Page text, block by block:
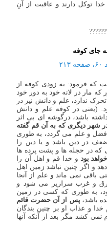
توکل دارند و عاقبت از آنِ
جای کوفه
که فرمود: به زودی کوفه از
مار در لانه خود به دور خود
ندارد، علم و دانش نیز در
(یعنی در کوفه علم و دانش
باشد، درگوشه ای بی اثر
شهر دیگری که به آن قم گفته
و علم می گردد، به طوری
در دین باشد و یا دین را
که در حجله ها و پشت پرده ها
بود و خدا قم و اهل آن را
و اگر چنین نباشد زمین اهل
باقی نمی ماند و علم از آنجا
و غرب سرازیر می شود و
به طوری که کسی در زمین
باشد،پس از آن حضرت قائم
و عذاب او بر چنین بندگان
نمی کشد مگر بعد از آنکه آنها